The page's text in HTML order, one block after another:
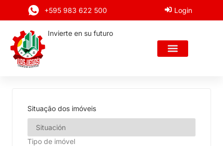
+595 983 622 500 Login
Invierte en su futuro
Situação dos imóveis
Tipo de imóvel